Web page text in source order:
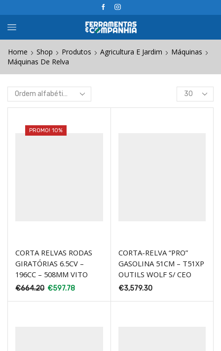
Home Shop Produtos Agricultura E Jardim
Máquinas
Máquinas De Relva
Products
per
PROMO! 10%
CORTA RELVAS RODAS
GIRATÓRIAS 6.5CV –
196CC – 508MM VITO
€664.20 €597.78
CORTA-RELVA “PRO”
GASOLINA 51CM – T51XP
OUTILS WOLF S/ CEO
€3,579.30